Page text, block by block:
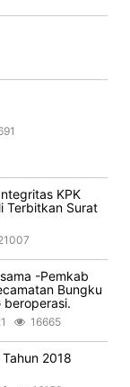
KPK
Terbitkan Surat
-Pemkab
Bungku
beroperasi.
16665
2018